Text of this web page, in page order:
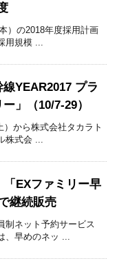
）の2018年度採用計画
用規模 ...
YEAR2017 プラ
」（10/7-29）
から株式会社タカラト
株式会 ...
「EXファミリー早
継続販売
制ネット予約サービス
、早めのネッ ...